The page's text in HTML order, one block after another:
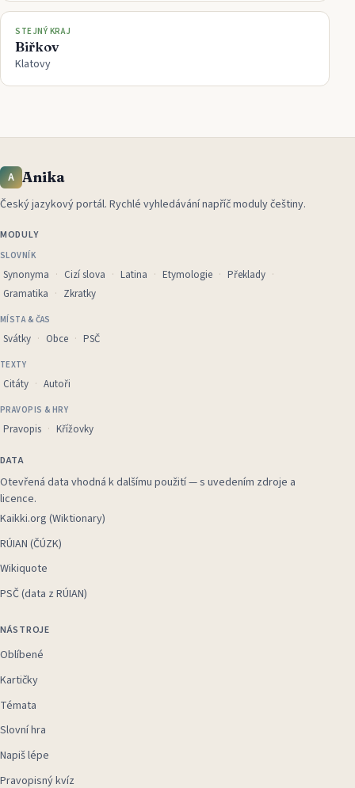
STEJNÝ KRAJ
Biřkov
Klatovy
A Anika
Český jazykový portál. Rychlé vyhledávání napříč moduly češtiny.
MODULY
SLOVNÍK
Synonyma Cizí slova Latina Etymologie
Překlady
Gramatika
Zkratky
MÍSTA & ČAS
Svátky Obce PSČ
TEXTY
Citáty Autoři
PRAVOPIS & HRY
Pravopis Křížovky
DATA
Otevřená data vhodná k dalšímu použití — s uvedením zdroje a
licence.
Kaikki.org (Wiktionary)
RÚIAN (ČÚZK)
Wikiquote
PSČ (data z RÚIAN)
NÁSTROJE
Oblíbené
Kartičky
Témata
Slovní hra
Napiš lépe
Pravopisný kvíz